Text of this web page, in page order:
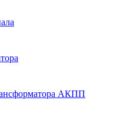
АКПП